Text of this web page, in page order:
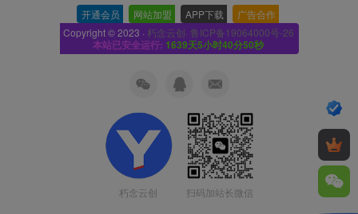
开通会员 网站加盟 APP下载 广告合作
Copyright © 2023 · 朽念云创· 鲁ICP备19064000号-26
本站已安全运行: 1639天5小时40分51秒
朽念云创 扫码加站长微信